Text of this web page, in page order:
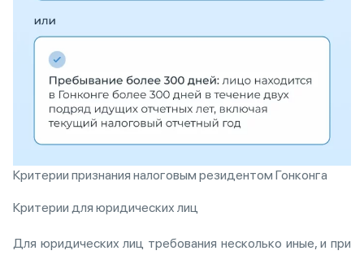
Критерии признания налоговым резидентом Гонконга
Критерии для юридических лиц
Для юридических лиц требования несколько иные, и при